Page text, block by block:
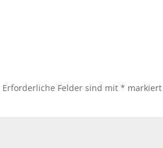
Erforderliche Felder sind mit * markiert